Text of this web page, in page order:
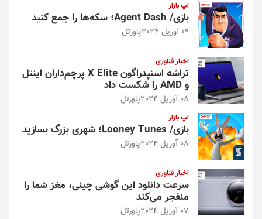
اپ بازار
بازی/ Agent Dash؛ سکه‌ها را جمع کنید
09 آوریل 2024 پاورتل
اخبار فناوری
تراشه اسنپدراگون X Elite پرچم‌داران اینتل
و AMD را شکست داد
08 آوریل 2024 پاورتل
اپ بازار
بازی/ Looney Tunes؛ شهری بزرگ بسازید
08 آوریل 2024 پاورتل
اخبار فناوری
سرعت دانلود این گوشی چینی، مغز شما را
منفجر می‌کند
07 آوریل 2024 پاورتل